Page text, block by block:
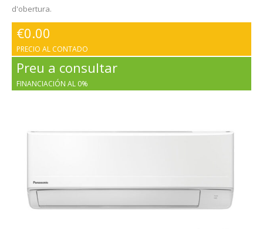
d'obertura.
€0.00
PRECIO AL CONTADO
Preu a consultar
FINANCIACIÓN AL 0%